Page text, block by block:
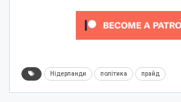
Нідерланди політика прайд